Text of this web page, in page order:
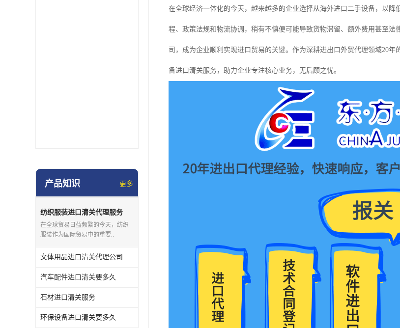
产品知识 更多
纺织服装进口清关代理服务
在全球贸易日益频繁的今天，纺织
服装作为国际贸易中的重要..
文体用品进口清关代理公司
汽车配件进口清关要多久
石材进口清关服务
环保设备进口清关要多久
在全球经济一体化的今天，越来越多的企业选择从海外进口二手设备，以
程、政策法规和物流协调，稍有不慎便可能导致货物滞留、额外费用甚至
司，成为企业顺利实现进口贸易的关键。作为深耕进出口外贸代理领域20
备进口清关服务，助力企业专注核心业务，无后顾之忧。